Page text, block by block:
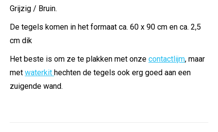
Grijzig / Bruin.
De tegels komen in het formaat ca. 60 x 90 cm en ca. 2,5
cm dik
Het beste is om ze te plakken met onze contactlijm, maar
met waterkit hechten de tegels ook erg goed aan een
zuigende wand.